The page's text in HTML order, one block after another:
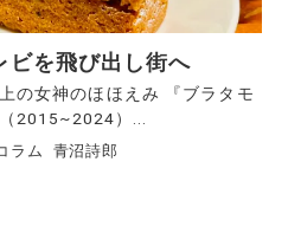
を飛び出し街へ
の女神のほほえみ 『ブラタモ
2015~2024）...
ラム 青沼詩郎